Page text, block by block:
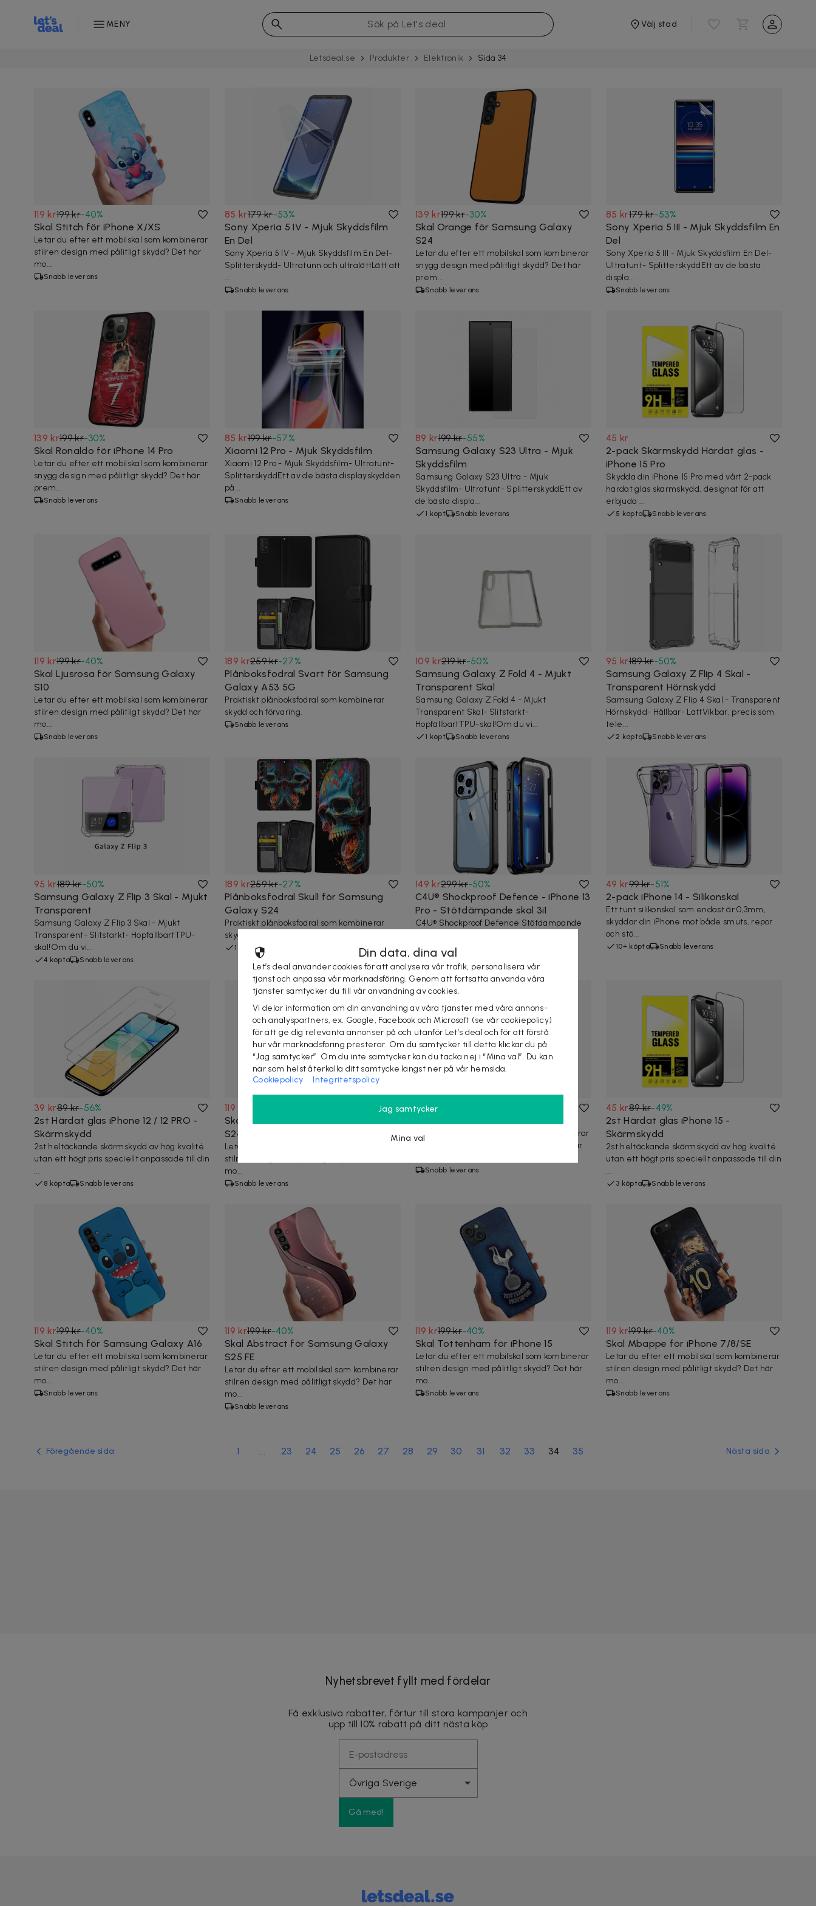
MENY Välj stad
Letsdeal.se Produkter Elektronik Sida 34
119 kr199 kr-40%
Skal Stitch för iPhone X/XS
Letar du efter ett mobilskal som kombinerar
stilren design med pålitligt skydd? Det här
mo...
Snabb leverans
85 kr179 kr-53%
Sony Xperia 5 IV - Mjuk Skyddsfilm
En Del
Sony Xperia 5 IV - Mjuk Skyddsfilm En Del-
Splitterskydd- Ultratunn och ultralättLätt att
...
Snabb leverans
139 kr199 kr-30%
Skal Orange för Samsung Galaxy
S24
Letar du efter ett mobilskal som kombinerar
snygg design med pålitligt skydd? Det här
prem...
Snabb leverans
85 kr179 kr-53%
Sony Xperia 5 III - Mjuk Skyddsfilm En
Del
Sony Xperia 5 III - Mjuk Skyddsfilm En Del-
Ultratunt- SplitterskyddEtt av de bästa
displa...
Snabb leverans
139 kr199 kr-30%
Skal Ronaldo för iPhone 14 Pro
Letar du efter ett mobilskal som kombinerar
snygg design med pålitligt skydd? Det här
prem...
Snabb leverans
85 kr199 kr-57%
Xiaomi 12 Pro - Mjuk Skyddsfilm
Xiaomi 12 Pro - Mjuk Skyddsfilm- Ultratunt-
SplitterskyddEtt av de bästa displayskydden
på...
Snabb leverans
89 kr199 kr-55%
Samsung Galaxy S23 Ultra - Mjuk
Skyddsfilm
Samsung Galaxy S23 Ultra - Mjuk
Skyddsfilm- Ultratunt- SplitterskyddEtt av
de bästa displa...
1 köpt Snabb leverans
45 kr
2-pack Skärmskydd Härdat glas -
iPhone 15 Pro
Skydda din iPhone 15 Pro med vårt 2-pack
härdat glas skärmskydd, designat för att
erbjuda ...
5 köpta Snabb leverans
119 kr199 kr-40%
Skal Ljusrosa för Samsung Galaxy
S10
Letar du efter ett mobilskal som kombinerar
stilren design med pålitligt skydd? Det här
mo...
Snabb leverans
189 kr259 kr-27%
Plånboksfodral Svart för Samsung
Galaxy A53 5G
Praktiskt plånboksfodral som kombinerar
skydd och förvaring.
Snabb leverans
109 kr219 kr-50%
Samsung Galaxy Z Fold 4 - Mjukt
Transparent Skal
Samsung Galaxy Z Fold 4 - Mjukt
Transparent Skal- Slitstarkt-
HopfällbartTPU-skal!Om du vi...
1 köpt Snabb leverans
95 kr189 kr-50%
Samsung Galaxy Z Flip 4 Skal -
Transparent Hörnskydd
Samsung Galaxy Z Flip 4 Skal - Transparent
Hörnskydd- Hållbar- LättVikbar, precis som
tele...
2 köpta Snabb leverans
95 kr189 kr-50%
Samsung Galaxy Z Flip 3 Skal - Mjukt
Transparent
Samsung Galaxy Z Flip 3 Skal - Mjukt
Transparent- Slitstarkt- HopfällbartTPU-
skal!Om du vi...
4 köpta Snabb leverans
189 kr259 kr-27%
Plånboksfodral Skull för Samsung
Galaxy S24
Praktiskt plånboksfodral som kombinerar
skydd och förvaring.
1 köpt Snabb leverans
149 kr299 kr-50%
C4U® Shockproof Defence - iPhone 13
Pro - Stötdämpande skal 3i1
C4U® Shockproof Defence Stötdämpande
passande iPhone...
49 kr99 kr-51%
2-pack iPhone 14 - Silikonskal
Ett tunt silikonskal som endast är 0,3mm,
skyddar din iPhone mot både smuts, repor
och stö...
10+ köpta Snabb leverans
39 kr89 kr-56%
2st Härdat glas iPhone 12 / 12 PRO -
Skärmskydd
2st heltäckande skärmskydd av hög kvalité
utan ett högt pris speciellt anpassade till din
...
8 köpta Snabb leverans
119 kr
Skal Feathers för Samsung Galaxy
S24
Letar du efter ett mobilskal som kombinerar
stilren design med pålitligt skydd? Det här
mo...
Snabb leverans
119 kr199 kr
Letar du efter ett mobilskal som kombinerar
stilren design med pålitligt skydd? Det här
Snabb leverans
45 kr89 kr-49%
2st Härdat glas iPhone 15 -
Skärmskydd
2st heltäckande skärmskydd av hög kvalité
utan ett högt pris speciellt anpassade till din
...
3 köpta Snabb leverans
119 kr199 kr-40%
Skal Stitch för Samsung Galaxy A16
Letar du efter ett mobilskal som kombinerar
stilren design med pålitligt skydd? Det här
mo...
Snabb leverans
119 kr199 kr-40%
Skal Abstract för Samsung Galaxy
S25 FE
Letar du efter ett mobilskal som kombinerar
stilren design med pålitligt skydd? Det här
mo...
Snabb leverans
119 kr199 kr-40%
Skal Tottenham för iPhone 15
Letar du efter ett mobilskal som kombinerar
stilren design med pålitligt skydd? Det här
mo...
Snabb leverans
119 kr199 kr-40%
Skal Mbappe för iPhone 7/8/SE
Letar du efter ett mobilskal som kombinerar
stilren design med pålitligt skydd? Det här
mo...
Snabb leverans
Föregående sida 1 ... 23 24 25 26 27 28 29 30 31 32 33 34 35 Nästa sida
Nyhetsbrevet fyllt med fördelar
Få exklusiva rabatter, förtur till stora kampanjer och
upp till 10% rabatt på ditt nästa köp
Gå med!
Din data, dina val
Let’s deal använder cookies för att analysera vår trafik, personalisera vår
tjänst och anpassa vår marknadsföring. Genom att fortsätta använda våra
tjänster samtycker du till vår användning av cookies.
Vi delar information om din användning av våra tjänster med våra annons-
och analyspartners, ex. Google, Facebook och Microsoft (se vår cookiepolicy)
för att ge dig relevanta annonser på och utanför Let’s deal och för att förstå
hur vår marknadsföring presterar. Om du samtycker till detta klickar du på
“Jag samtycker”. Om du inte samtycker kan du tacka nej i “Mina val”. Du kan
när som helst återkalla ditt samtycke längst ner på vår hemsida.
Cookiepolicy
Integritetspolicy
Jag samtycker
Mina val